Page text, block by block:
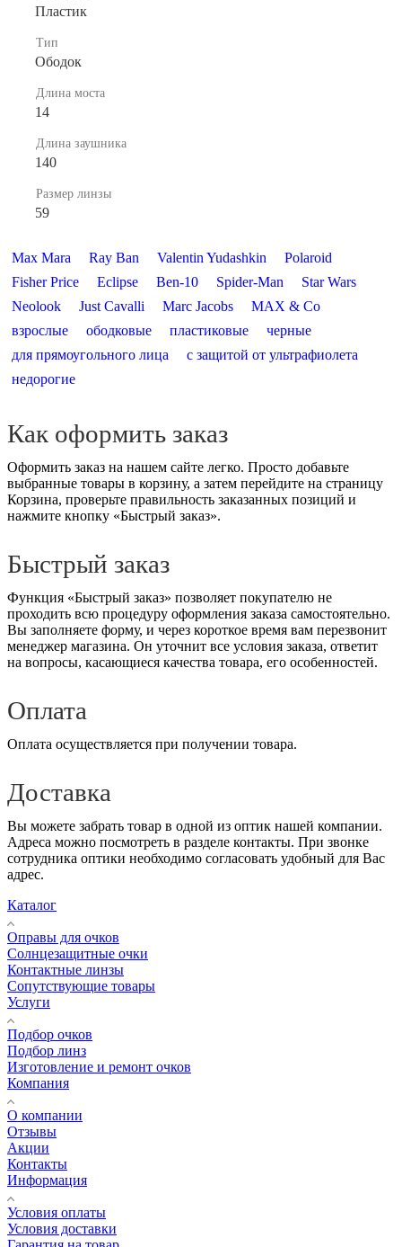
Пластик
Тип
Ободок
Длина моста
14
Длина заушника
140
Размер линзы
59
Max Mara Ray Ban Valentin Yudashkin
Polaroid
Fisher Price
Eclipse Ben-10 Spider-Man
Star Wars
Neolook
Just Cavalli Marc Jacobs
MAX & Co
взрослые
ободковые пластиковые
черные
для прямоугольного лица
с защитой от ультрафиолета
недорогие
Как оформить заказ
Оформить заказ на нашем сайте легко. Просто добавьте
выбранные товары в корзину, а затем перейдите на страницу
Корзина, проверьте правильность заказанных позиций и
нажмите кнопку «Быстрый заказ».
Быстрый заказ
Функция «Быстрый заказ» позволяет покупателю не
проходить всю процедуру оформления заказа самостоятельно.
Вы заполняете форму, и через короткое время вам перезвонит
менеджер магазина. Он уточнит все условия заказа, ответит
на вопросы, касающиеся качества товара, его особенностей.
Оплата
Оплата осуществляется при получении товара.
Доставка
Вы можете забрать товар в одной из оптик нашей компании.
Адреса можно посмотреть в разделе контакты. При звонке
сотрудника оптики необходимо согласовать удобный для Вас
адрес.
Каталог
Оправы для очков
Солнцезащитные очки
Контактные линзы
Сопутствующие товары
Услуги
Подбор очков
Подбор линз
Изготовление и ремонт очков
Компания
О компании
Отзывы
Акции
Контакты
Информация
Условия оплаты
Условия доставки